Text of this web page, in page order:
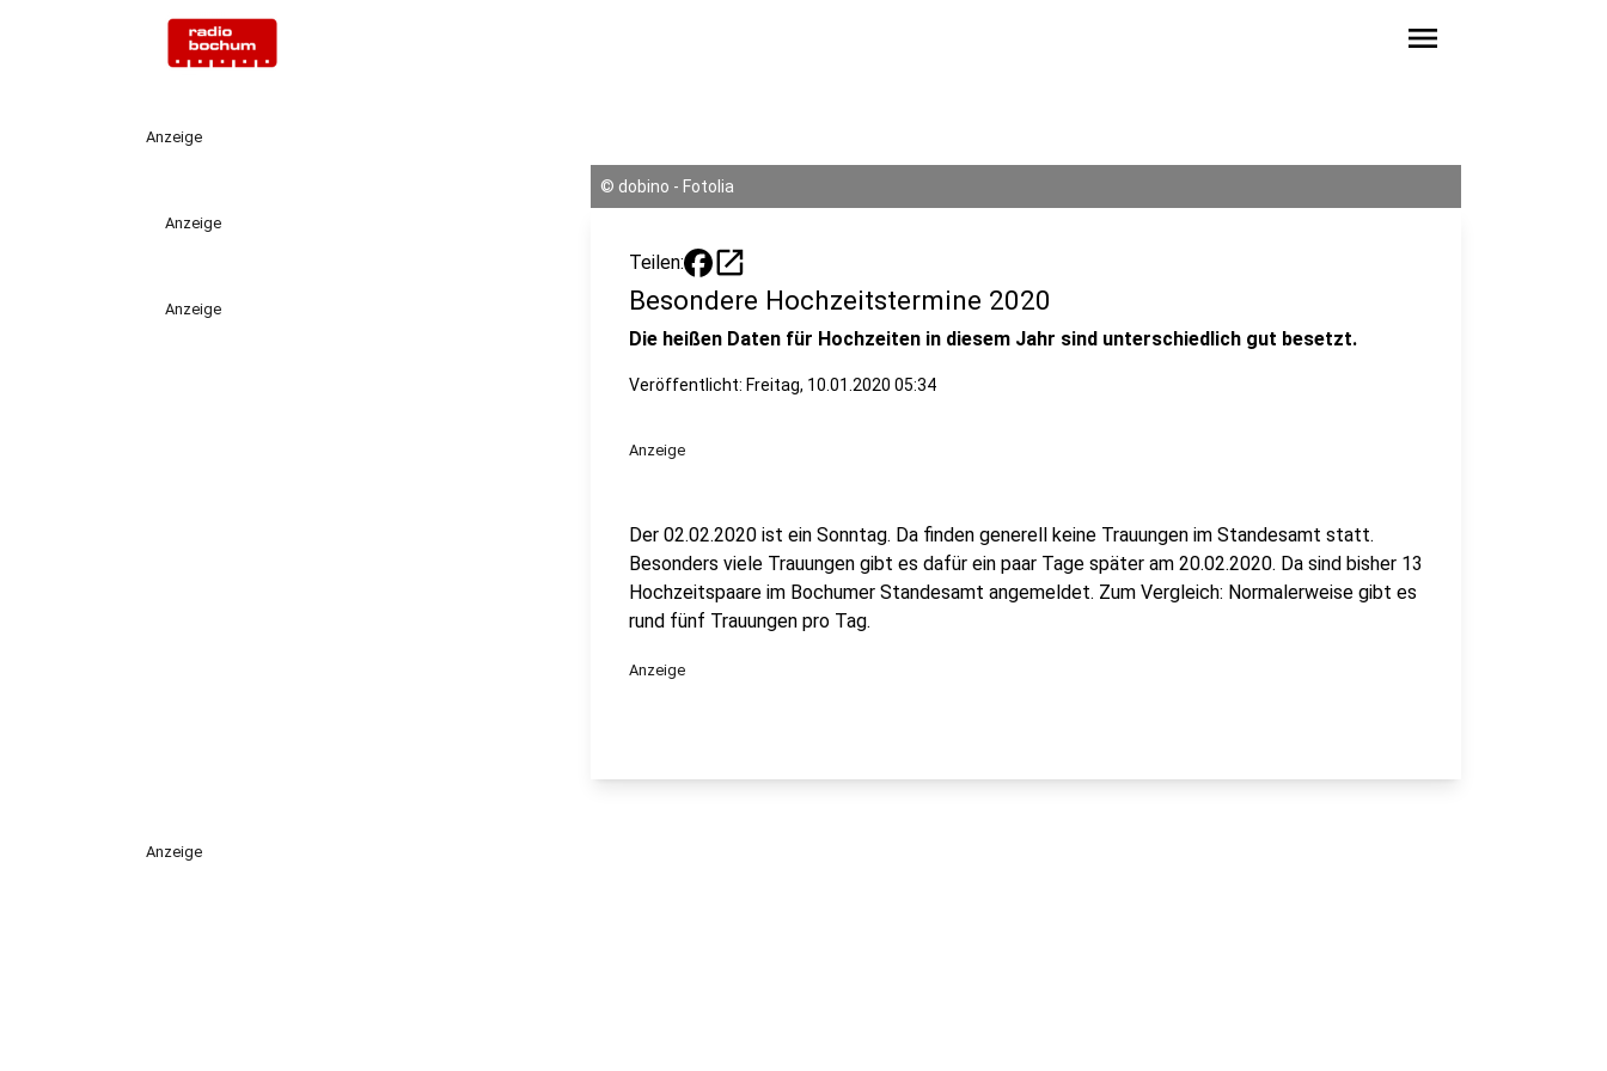
menu
Anzeige
Anzeige
Anzeige
© dobino - Fotolia
Teilen: open_in_new
Besondere Hochzeitstermine 2020
Die heißen Daten für Hochzeiten in diesem Jahr sind unterschiedlich gut besetzt.
Veröffentlicht: Freitag, 10.01.2020 05:34
Anzeige
Der 02.02.2020 ist ein Sonntag. Da finden generell keine Trauungen im Standesamt statt.
Besonders viele Trauungen gibt es dafür ein paar Tage später am 20.02.2020. Da sind bisher 13
Hochzeitspaare im Bochumer Standesamt angemeldet. Zum Vergleich: Normalerweise gibt es
rund fünf Trauungen pro Tag.
Anzeige
Anzeige